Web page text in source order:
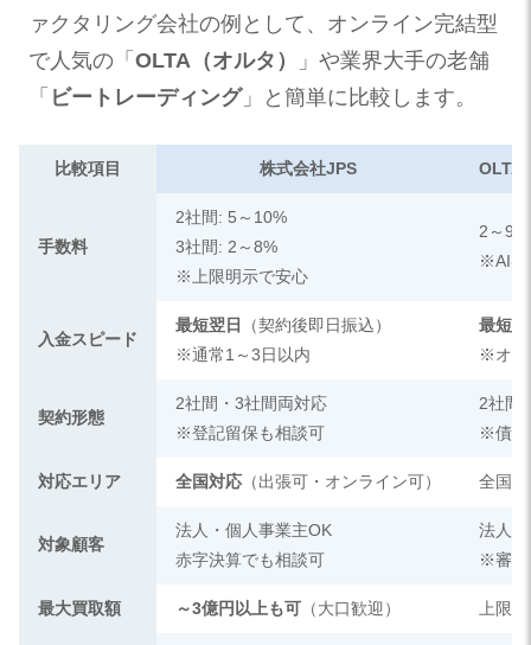
ァクタリング会社の例として、オンライン完結型
で人気の「 OLTA（オルタ）
」や業界大手の老舗
「 ビートレーディング」と簡単に比較します。
比較項目 株式会社JPS OLTA
手数料
2社間: 5～10%
3社間: 2～8%
※上限明示で安心
2～
※AI審
入金スピード
最短翌日
（契約後即日振込）
※通常1～3日以内
最短
※オン
契約形態
2社間・3社間両対応
※登記留保も相談可
2社間
※債権
対応エリア 全国対応 （出張可・オンライン可） 全国
対象顧客
法人・個人事業主OK
赤字決算でも相談可
法人
※審査
最大買取額 ～3億円以上も可 （大口歓迎） 上限